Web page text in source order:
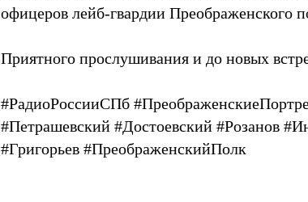
офицеров лейб-гвардии Преображенского
Приятного прослушивания и до новых
#РадиоРоссииСПб
#Петрашевский #Достоевский #Розанов
#Григорьев #ПреображенскийПолк